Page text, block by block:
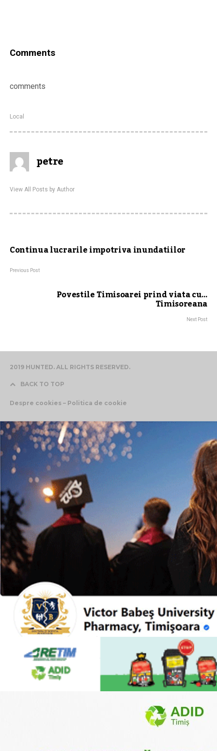
Comments
comments
Local
petre
View All Posts by Author
Continua lucrarile impotriva inundatiilor
Previous Post
Povestile Timisoarei prind viata cu…
Timisoreana
Next Post
2019 HUNTED. ALL RIGHTS RESERVED.
BACK TO TOP
Despre cookies – Politica de cookie